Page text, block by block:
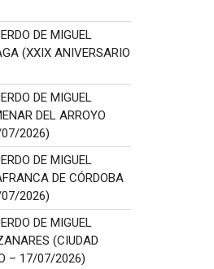
DE MIGUEL
(XXIX ANIVERSARIO
DE MIGUEL
DEL ARROYO
2026)
DE MIGUEL
DE CÓRDOBA
2026)
DE MIGUEL
(CIUDAD
– 17/07/2026)